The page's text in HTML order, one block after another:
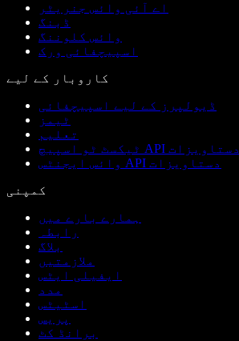
اے آئی وائس جنریٹر
ڈبنگ
وائس کلوننگ
اسپیچفائی ورک
کاروبار کے لیے
ڈیولپرز کے لیے اسپیچفائی
ٹیمز
تعلیم
ٹیکسٹ ٹو اسپیچ API دستاویزات
وائس ایجنٹس API دستاویزات
کمپنی
ہمارے بارے میں
رابطہ
بلاگ
ملازمتیں
ایفیلی ایٹس
مدد
اسٹیٹس
پریس
برانڈ کٹ